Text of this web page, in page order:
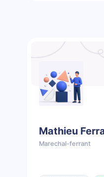
Mathieu
Marechal-ferrant